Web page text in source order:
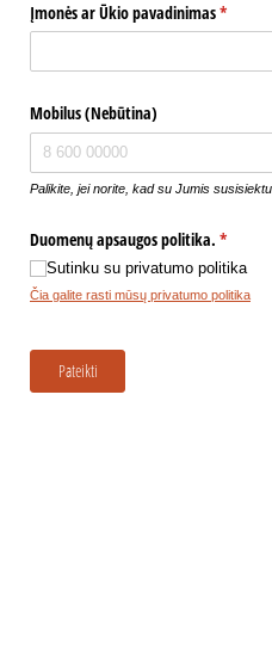
Įmonės ar Ūkio pavadinimas*
(required)
Mobilus (Nebūtina)
Palikite, jei norite, kad su Jumis
Duomenų apsaugos politika. *
(required)
Sutinku su privatumo politika
Čia galite rasti mūsų privatumo politika
Pateikti